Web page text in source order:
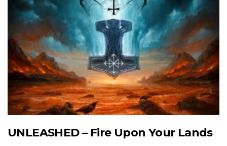
UNLEASHED – Fire Upon Your Lands